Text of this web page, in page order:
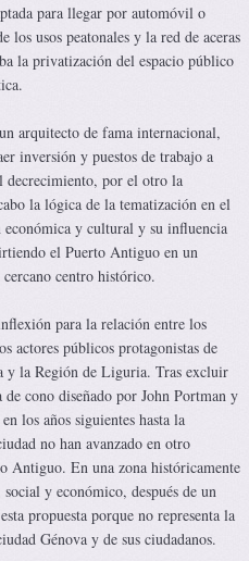
para llegar por automóvil o
los usos peatonales y la red de aceras
la privatización del espacio público
arquitecto de fama internacional,
inversión y puestos de trabajo a
decrecimiento, por el otro la
la lógica de la tematización en el
y cultural y su influencia
el Puerto Antiguo en un
centro histórico.
para la relación entre los
actores públicos protagonistas de
y la Región de Liguria. Tras excluir
cono diseñado por John Portman y
los años siguientes hasta la
no han avanzado en otro
Antiguo. En una zona históricamente
y económico, después de un
propuesta porque no representa la
Génova y de sus ciudadanos.